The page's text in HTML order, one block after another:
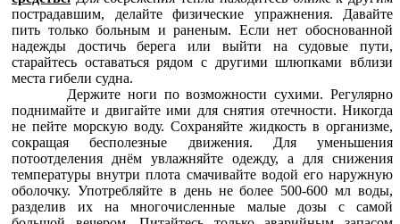
пострадавшим, делайте физические упражнения. Давайте
пить только больным и раненым. Если нет обоснованной
надежды достичь берега или выйти на судовые пути,
старайтесь оставаться рядом с другими шлюпками вблизи
места гибели судна.
Держите ноги по возможности сухими. Регулярно
поднимайте и двигайте ими для снятия отечности. Никогда
не пейте морскую воду. Сохраняйте жидкость в организме,
сокращая бесполезные движения. Для уменьшения
потоотделения днём увлажняйте одежду, а для снижения
температуры внутри плота смачивайте водой его наружную
оболочку. Употребляйте в день не более 500-600 мл воды,
разделив их на многочисленные малые дозы с самой